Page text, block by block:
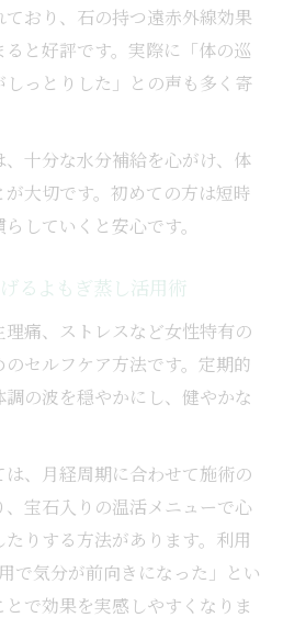
おり、石の持つ遠赤外線効果
と好評です。実際に「体の巡
しっとりした」との声も多く寄
十分な水分補給を心がけ、体
大切です。初めての方は短時
していくと安心です。
るよもぎ蒸し活用術
痛、ストレスなど女性特有の
セルフケア方法です。定期的
の波を穏やかにし、健やかな
、月経周期に合わせて施術の
宝石入りの温活メニューで心
りする方法があります。利用
で気分が前向きになった」とい
で効果を実感しやすくなりま